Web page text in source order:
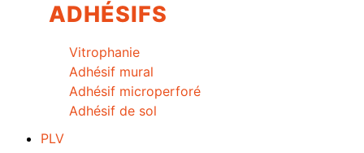
ADHÉSIFS
Vitrophanie
Adhésif mural
Adhésif microperforé
Adhésif de sol
PLV